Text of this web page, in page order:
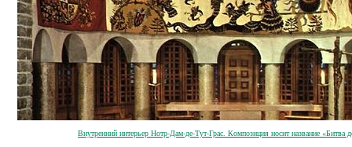
Внутренний интерьер Нотр-Дам-де-Тут-Грас. Композиция носит название «Битва